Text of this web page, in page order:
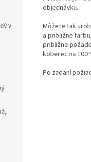
v
objednávku.
Môžete tak
a približne
približne
koberec na 100
Po zadaní